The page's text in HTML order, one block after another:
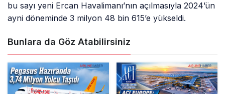
bu sayı yeni Ercan Havalimanı’nın açılmasıyla 2024’ün
ayni döneminde 3 milyon 48 bin 615’e yükseldi.
Bunlara da Göz Atabilirsiniz